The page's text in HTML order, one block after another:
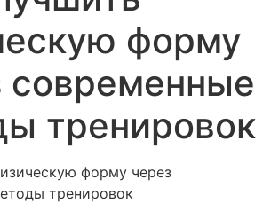
форму
современные
тренировок
форму через
тренировок